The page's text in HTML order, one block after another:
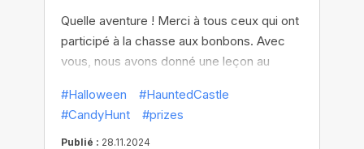
Quelle aventure ! Merci à tous ceux qui ont
participé à la chasse aux bonbons. Avec
vous, nous avons donné une leçon au
de quitter son château avant longtemps.
#Halloween
#HauntedCastle
#CandyHunt
#prizes
Publié : 28.11.2024